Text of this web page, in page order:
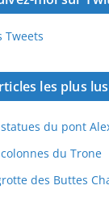
Tweets
les plus lus
statues du pont
colonnes du Trone
des Buttes